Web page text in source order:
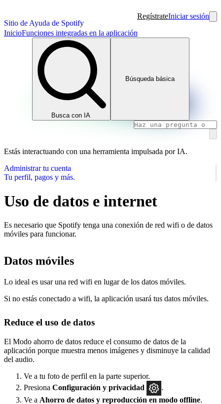
Sitio de Ayuda de Spotify
RegístrateIniciar sesión
InicioFunciones integradas en la aplicación
Busca con IA
Búsqueda básica
Estás interactuando con una herramienta impulsada por IA.
Administrar tu cuenta
Tu perfil, pagos y más.
Uso de datos e internet
Es necesario que Spotify tenga una conexión de red wifi o de datos
móviles para funcionar.
Datos móviles
Lo ideal es usar una red wifi en lugar de los datos móviles.
Si no estás conectado a wifi, la aplicación usará tus datos móviles.
Reduce el uso de datos
El Modo ahorro de datos reduce el consumo de datos de la
aplicación porque muestra menos imágenes y disminuye la calidad
del audio.
Ve a tu foto de perfil en la parte superior.
Presiona Configuración y privacidad
.
Ve a Ahorro de datos y reproducción en modo offline.